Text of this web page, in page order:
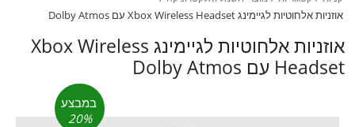
אוזניות אלחוטיות לגיימינג Xbox Wireless Headset עם Dolby Atmos
אוזניות אלחוטיות לגיימינג Xbox Wireless
Headset עם Dolby Atmos
במבצע
20%